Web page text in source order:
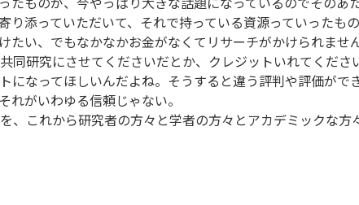
添っていただいて、それで持っている資源っていった
い、でもなかなかお金がなくてリサーチがかけられま
研究にさせてくださいだとか、クレジットいれてくだ
なってほしいんだよね。そうすると違う評判や評価が
がいわゆる信頼じゃない。
これから研究者の方々と学者の方々とアカデミックな